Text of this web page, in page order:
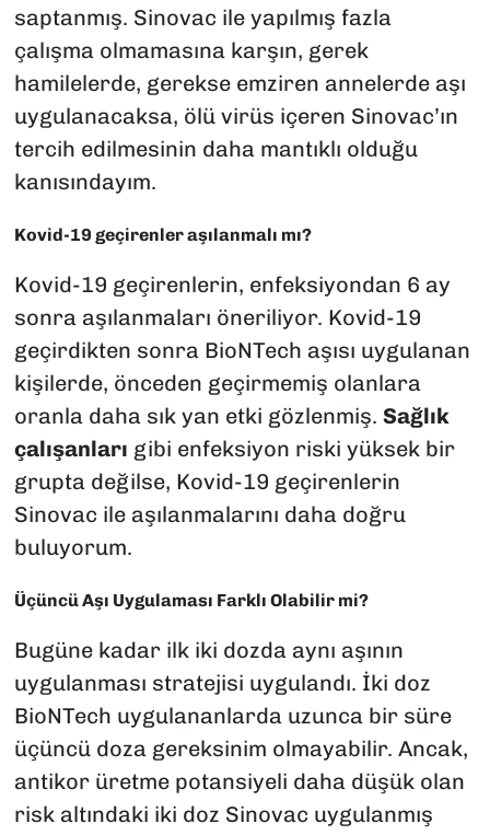
saptanmış. Sinovac ile yapılmış fazla
çalışma olmamasına karşın, gerek
hamilelerde, gerekse emziren annelerde aşı
uygulanacaksa, ölü virüs içeren Sinovac’ın
tercih edilmesinin daha mantıklı olduğu
kanısındayım.
Kovid-19 geçirenler aşılanmalı mı?
Kovid-19 geçirenlerin, enfeksiyondan 6 ay
sonra aşılanmaları öneriliyor. Kovid-19
geçirdikten sonra BioNTech aşısı uygulanan
kişilerde, önceden geçirmemiş olanlara
oranla daha sık yan etki gözlenmiş. Sağlık
çalışanları gibi enfeksiyon riski yüksek bir
grupta değilse, Kovid-19 geçirenlerin
Sinovac ile aşılanmalarını daha doğru
buluyorum.
Üçüncü Aşı Uygulaması Farklı Olabilir mi?
Bugüne kadar ilk iki dozda aynı aşının
uygulanması stratejisi uygulandı. İki doz
BioNTech uygulananlarda uzunca bir süre
üçüncü doza gereksinim olmayabilir. Ancak,
antikor üretme potansiyeli daha düşük olan
risk altındaki iki doz Sinovac uygulanmış